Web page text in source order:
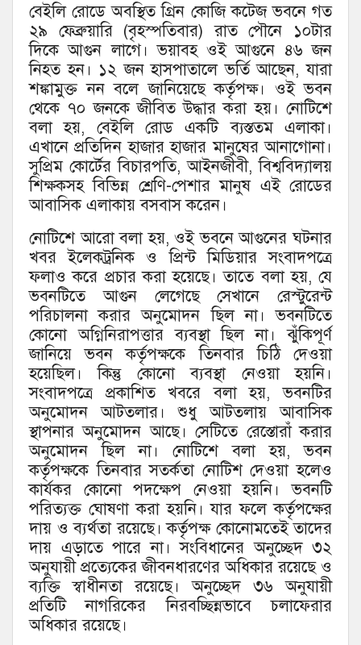
বেইলি রোডে অবস্থিত গ্রিন কোজি কটেজ ভবনে গত
২৯ ফেব্রুয়ারি (বৃহস্পতিবার) রাত পৌনে ১০টার
দিকে আগুন লাগে। ভয়াবহ ওই আগুনে ৪৬ জন
নিহত হন। ১২ জন হাসপাতালে ভর্তি আছেন, যারা
শঙ্কামুক্ত নন বলে জানিয়েছে কর্তৃপক্ষ। ওই ভবন
থেকে ৭০ জনকে জীবিত উদ্ধার করা হয়। নোটিশে
বলা হয়, বেইলি রোড একটি ব্যস্ততম এলাকা‌।
এখানে প্রতিদিন হাজার হাজার মানুষের আনাগোনা।
সুপ্রিম কোর্টের বিচারপতি, আইনজীবী, বিশ্ববিদ্যালয়
শিক্ষকসহ বিভিন্ন শ্রেণি-পেশার মানুষ এই রোডের
আবাসিক এলাকায় বসবাস করেন।
নোটিশে আরো বলা হয়, ওই ভবনে আগুনের ঘটনার
খবর ইলেকট্রনিক ও প্রিন্ট মিডিয়ার সংবাদপত্রে
ফলাও করে প্রচার করা হয়েছে। তাতে বলা হয়, যে
ভবনটিতে আগুন লেগেছে সেখানে রেস্টুরেন্ট
পরিচালনা করার অনুমোদন ছিল না। ভবনটিতে
কোনো অগ্নিনিরাপত্তার ব্যবস্থা ছিল না। ঝুঁকিপূর্ণ
জানিয়ে ভবন কর্তৃপক্ষকে তিনবার চিঠি দেওয়া
হয়েছিল। কিন্তু কোনো ব্যবস্থা নেওয়া হয়নি।
সংবাদপত্রে প্রকাশিত খবরে বলা হয়, ভবনটির
অনুমোদন আটতলার। শুধু আটতলায় আবাসিক
স্থাপনার অনুমোদন আছে। সেটিতে রেস্তোরাঁ করার
অনুমোদন ছিল না‌। নোটিশে বলা হয়, ভবন
কর্তৃপক্ষকে তিনবার সতর্কতা নোটিশ দেওয়া হলেও
কার্যকর কোনো পদক্ষেপ নেওয়া হয়নি। ভবনটি
পরিত্যক্ত ঘোষণা করা হয়নি। যার ফলে কর্তৃপক্ষের
দায় ও ব্যর্থতা রয়েছে। কর্তৃপক্ষ কোনোমতেই তাদের
দায় এড়াতে পারে না। সংবিধানের অনুচ্ছেদ ৩২
অনুযায়ী প্রত্যেকের জীবনধারণের অধিকার রয়েছে ও
ব্যক্তি স্বাধীনতা রয়েছে। অনুচ্ছেদ ৩৬ অনুযায়ী
প্রতিটি নাগরিকের নিরবচ্ছিন্নভাবে চলাফেরার
অধিকার রয়েছে।